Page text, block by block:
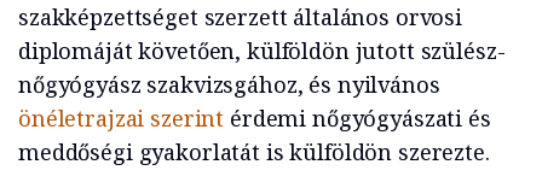
szakképzettséget szerzett általános orvosi
diplomáját követően, külföldön jutott szülész-
nőgyógyász szakvizsgához, és nyilvános
önéletrajzai szerint érdemi nőgyógyászati és
meddőségi gyakorlatát is külföldön szerezte.